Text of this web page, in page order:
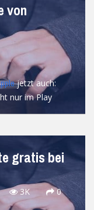
von
jetzt auch:
nur im Play
gratis bei
3K 0